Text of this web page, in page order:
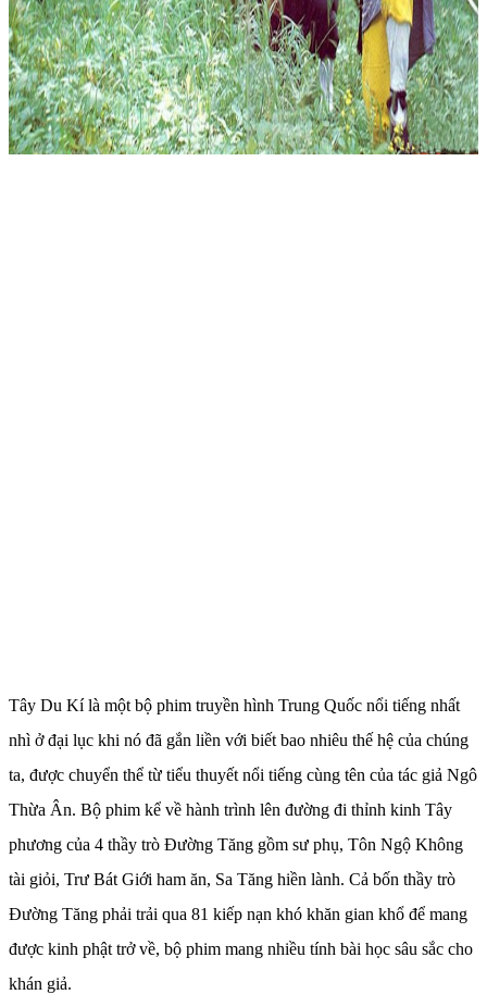
Tây Du Kí là một bộ phim truyền hình Trung Quốc nổi tiếng nhất
nhì ở đại lục khi nó đã gắn liền với biết bao nhiêu thế hệ của chúng
ta, được chuyển thể từ tiểu thuyết nổi tiếng cùng tên của tác giả Ngô
Thừa Ân. Bộ phim kể về hành trình lên đường đi thỉnh kinh Tây
phương của 4 thầy trò Đường Tăng gồm sư phụ, Tôn Ngộ Không
tài giỏi, Trư Bát Giới ham ăn, Sa Tăng hiền lành. Cả bốn thầy trò
Đường Tăng phải trải qua 81 kiếp nạn khó khăn gian khổ để mang
được kinh phật trở về, bộ phim mang nhiều tính bài học sâu sắc cho
khán giả.